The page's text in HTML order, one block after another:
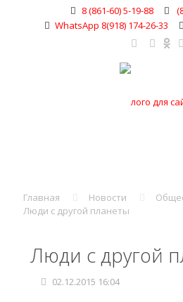
8 (861-60) 5-19-88
WhatsApp 8(918) 174-26-33
Главная Новости
Люди с другой планеты
Люди с другой
02.12.2015 16:04